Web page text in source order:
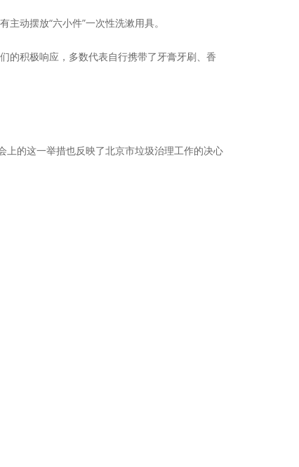
动摆放“六小件”一次性洗漱用具。
积极响应，多数代表自行携带了牙膏牙刷、香
的这一举措也反映了北京市垃圾治理工作的决心